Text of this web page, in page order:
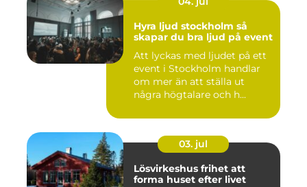
Hyra ljud stockholm så
skapar du bra ljud på event
Att lyckas med ljudet på ett
event i Stockholm handlar
om mer än att ställa ut
några högtalare och h...
03. jul
Lösvirkeshus frihet att
forma huset efter livet